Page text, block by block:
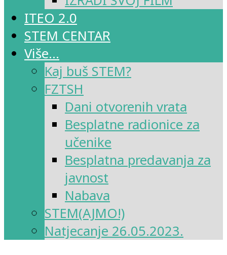
ITEO 2.0
STEM CENTAR
Više…
Kaj buš STEM?
FZTSH
Dani otvorenih vrata
Besplatne radionice za
učenike
Besplatna predavanja za
javnost
Nabava
STEM(AJMO!)
Natjecanje 26.05.2023.